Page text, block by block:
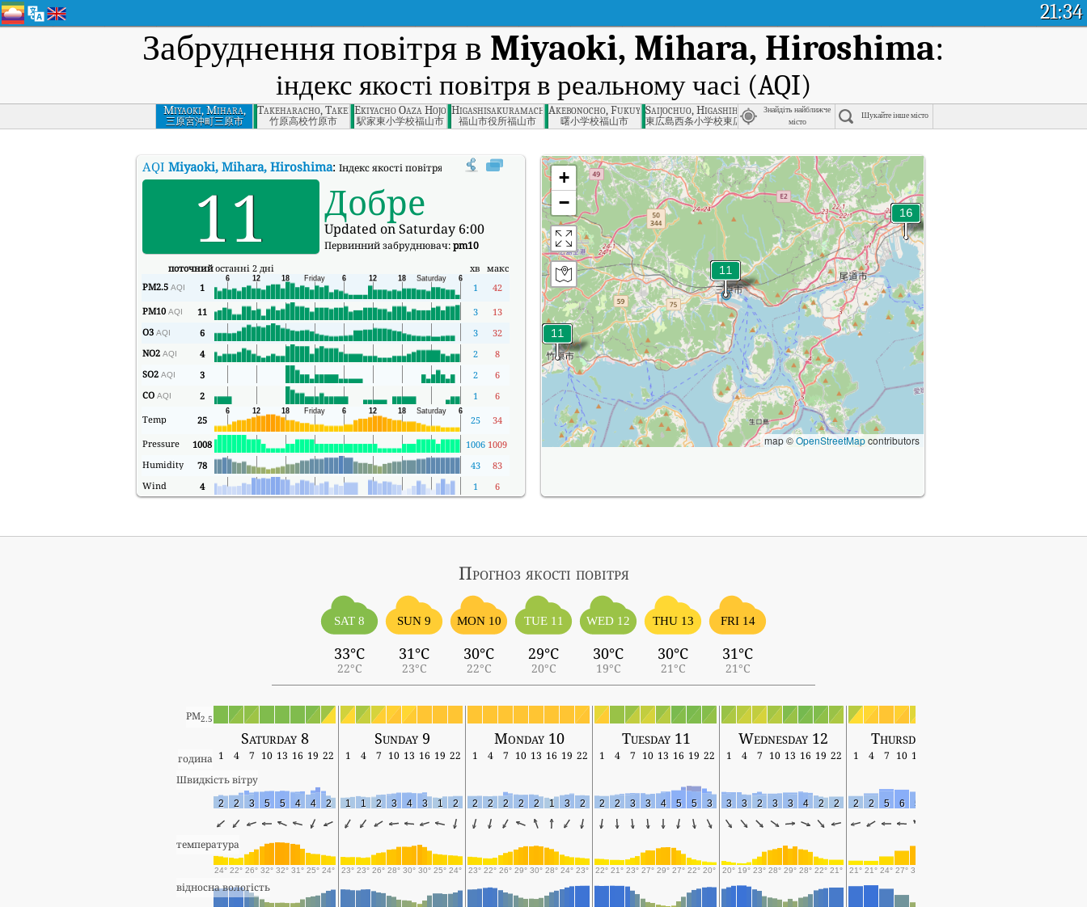
21:34
Забруднення повітря в Miyaoki, Mihara, Hiroshima:
індекс якості повітря в реальному часі (AQI)
Miyaoki, Mihara,
Hiroshima
三原宮沖町三原市
Takeharacho, Takehara, Hiroshima
竹原高校竹原市
Ekiyacho Oaza Hojoji, Fukuyama, Hiroshima
駅家東小学校福山市
Higashisakuramachi, Fukuyama, Hiroshima
福山市役所福山市
Akebonocho, Fukuyama, Hiroshima Prefecture
曙小学校福山市
Saijochuo, Higashihiroshima, Hiroshima
東広島西条小学校東広島市
Знайдіть найближче
місто
Шукайте інше місто
AQI Miyaoki, Mihara, Hiroshima: Індекс якості повітря в реальному часі (AQI) Miyaoki, Mihara, Hiroshima.
11 Добре
Updated on Saturday 6:00
Первинний забруднювач:pm10
поточнийостанні 2 дні хв макс
PM2.5 AQI 1 1
42
PM10 AQI 11 3
13
O3 AQI 6 3
32
NO2 AQI 4 2
8
SO2 AQI 3 2
6
CO AQI 2 1
6
Temp
25 25
34
Pressure
1008 1006 1009
Humidity
78 43
83
Wind
4 1 6
+
−
map ©OpenStreetMapcontributors
Прогноз якості повітря
SAT 8
33°C
22°C
SUN 9
31°C
23°C
MON 10
30°C
22°C
TUE 11
29°C
20°C
WED 12
30°C
19°C
THU 13
30°C
21°C
FRI 14
31°C
21°C
PM2.5
Saturday 8 Sunday 9 Monday 10 Tuesday 11 Wednesday 12 Thursday 13
година 1 4 7 10 13 16 19 22 1 4 7 10 13 16 19 22 1 4 7 10 13 16 19 22 1 4 7 10 13 16 19 22 1 4 7 10 13 16 19 22 1 4 7 10 13
Швидкість вітру
2 2 3 5 5 4 4 2 1 1 2 3 4 3 1 2 2 2 2 2 2 1 3 2 2 2 3 3 4 5 5 3 3 3 2 3 3 4 2 2 2 2 5 6 5
температура
24° 22° 26° 32° 32° 31° 25° 24° 23° 23° 26° 28° 30° 30° 25° 24° 23° 22° 26° 29° 30° 28° 24° 23° 22° 21° 23° 27° 29° 27° 22° 20° 20° 19° 23° 28° 29° 28° 22° 21° 21° 21° 24° 27° 30°
відносна вологість